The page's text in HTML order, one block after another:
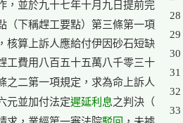
，並於九十七年十月九日提前完
（下稱趕工要點）第三條第一項
核算上訴人應給付伊因砂石短缺
工費用八百五十五萬八千零三十
之二第一項規定，求為命上訴人
元並加付法定遲延利息之判決（
28
29
30
31
32
33